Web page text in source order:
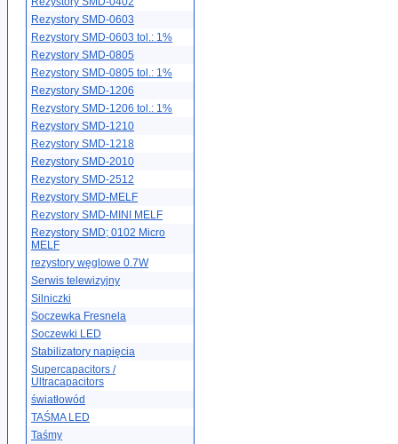
Rezystory SMD-0603
Rezystory SMD-0603 tol.: 1%
Rezystory SMD-0805
Rezystory SMD-0805 tol.: 1%
Rezystory SMD-1206
Rezystory SMD-1206 tol.: 1%
Rezystory SMD-1210
Rezystory SMD-1218
Rezystory SMD-2010
Rezystory SMD-2512
Rezystory SMD-MELF
Rezystory SMD-MINI MELF
Rezystory SMD; 0102 Micro
MELF
rezystory węglowe 0.7W
Serwis telewizyjny
Silniczki
Soczewka Fresnela
Soczewki LED
Stabilizatory napięcia
Supercapacitors /
Ultracapacitors
światłowód
TAŚMA LED
Taśmy